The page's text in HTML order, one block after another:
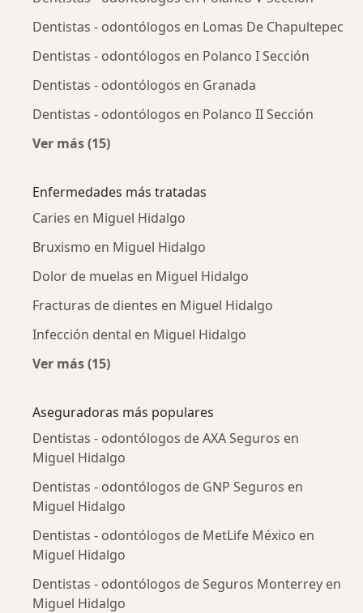
Dentistas - odontólogos en Lomas De Chapultepec
Dentistas - odontólogos en Polanco I Sección
Dentistas - odontólogos en Granada
Dentistas - odontólogos en Polanco II Sección
Ver más (15)
Enfermedades más tratadas
Caries en Miguel Hidalgo
Bruxismo en Miguel Hidalgo
Dolor de muelas en Miguel Hidalgo
Fracturas de dientes en Miguel Hidalgo
Infección dental en Miguel Hidalgo
Ver más (15)
Aseguradoras más populares
Dentistas - odontólogos de AXA Seguros en
Miguel Hidalgo
Dentistas - odontólogos de GNP Seguros en
Miguel Hidalgo
Dentistas - odontólogos de MetLife México en
Miguel Hidalgo
Dentistas - odontólogos de Seguros Monterrey en
Miguel Hidalgo